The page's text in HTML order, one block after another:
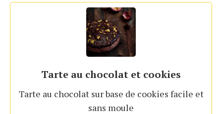
Tarte au chocolat et cookies
Tarte au chocolat sur base de cookies facile et
sans moule